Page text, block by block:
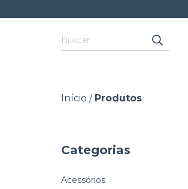
Início / Produtos
Categorias
Acessórios